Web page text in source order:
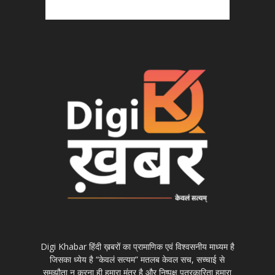
Digi Khabar हिंदी ख़बरों का प्रामाणिक एवं विश्वसनीय माध्यम है
जिसका ध्येय है “केवलं सत्यम” मतलब केवल सच, सच्चाई से
समझौता न करना ही हमारा मंत्र है और निष्पक्ष पत्रकारिता हमारा